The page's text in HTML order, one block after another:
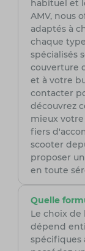
habituel et
AMV, nous
adaptés à
chaque
spécialisés
couverture
et à votre
contacter
découvrez
mieux votre
fiers
scooter
proposer
en toute
Quelle
Le choix de
dépend
spécifiques